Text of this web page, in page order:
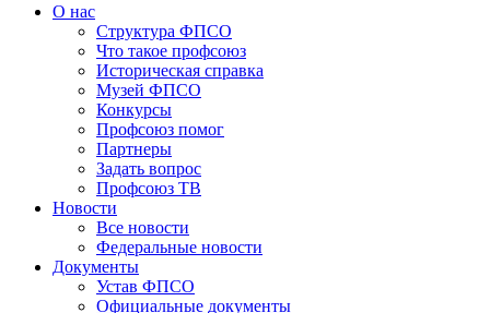
О нас
Структура ФПСО
Что такое профсоюз
Историческая справка
Музей ФПСО
Конкурсы
Профсоюз помог
Партнеры
Задать вопрос
Профсоюз ТВ
Новости
Все новости
Федеральные новости
Документы
Устав ФПСО
Официальные документы